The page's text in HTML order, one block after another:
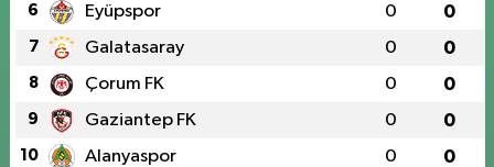
6 Eyüpspor 0 0
7 Galatasaray 0 0
8 Çorum FK 0 0
9 Gaziantep FK 0 0
10 Alanyaspor 0 0